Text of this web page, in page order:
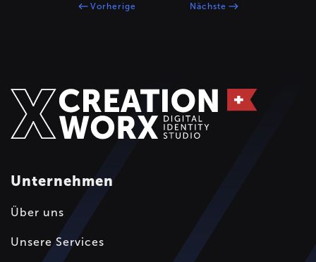
Vorherige Nächste
Unternehmen
Über uns
Unsere Services